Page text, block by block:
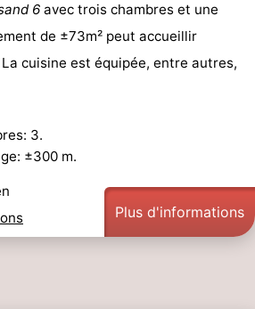
6 avec trois chambres et une
de ±73m² peut accueillir
cuisine est équipée, entre autres,
3.
±300 m.
Plus d'informations